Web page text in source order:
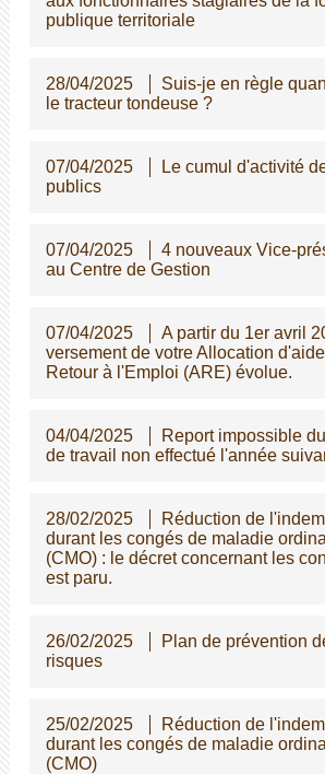
publique territoriale
28/04/2025
Suis-je en règle
le tracteur tondeuse ?
07/04/2025
Le cumul d'activité
publics
07/04/2025
4 nouveaux Vice-
au Centre de Gestion
07/04/2025
A partir du 1er avril
versement de votre Allocation
Retour à l'Emploi (ARE) évolue.
04/04/2025
Report impossible
de travail non effectué l'année
28/02/2025
Réduction de
durant les congés de maladie
(CMO) : le décret concernant les
est paru.
26/02/2025
Plan de prévention
risques
25/02/2025
Réduction de
durant les congés de maladie
(CMO)